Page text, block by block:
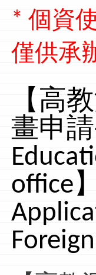
您在這裡
* 個資
僅供承
【高
畫申
office